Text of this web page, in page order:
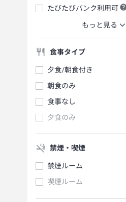
たびたびバンク利用可
もっと見る
食事タイプ
夕食/朝食付き
朝食のみ
食事なし
夕食のみ
禁煙・喫煙
禁煙ルーム
喫煙ルーム